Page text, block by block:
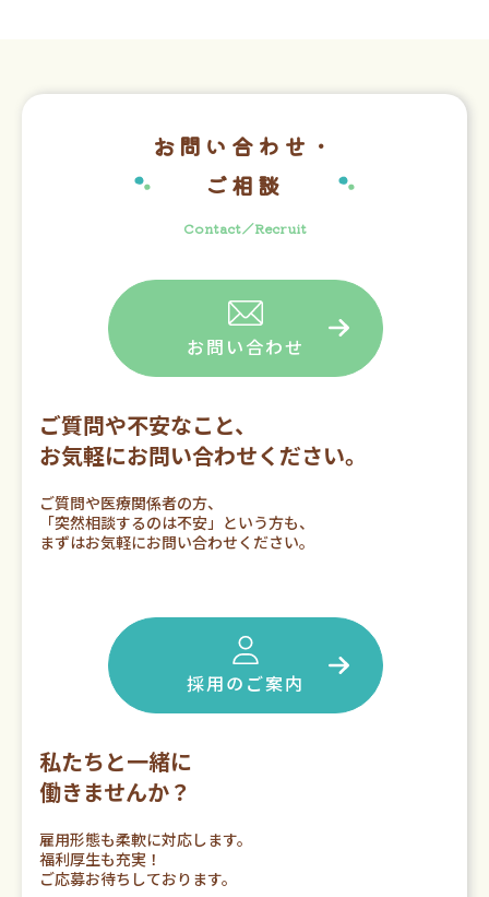
お問い合わせ・
ご相談
Contact／Recruit
お問い合わせ
ご質問や不安なこと、
お気軽にお問い合わせください。
ご質問や医療関係者の方、
「突然相談するのは不安」という方も、
まずはお気軽にお問い合わせください。
採用のご案内
私たちと一緒に
働きませんか？
雇用形態も柔軟に対応します。
福利厚生も充実！
ご応募お待ちしております。